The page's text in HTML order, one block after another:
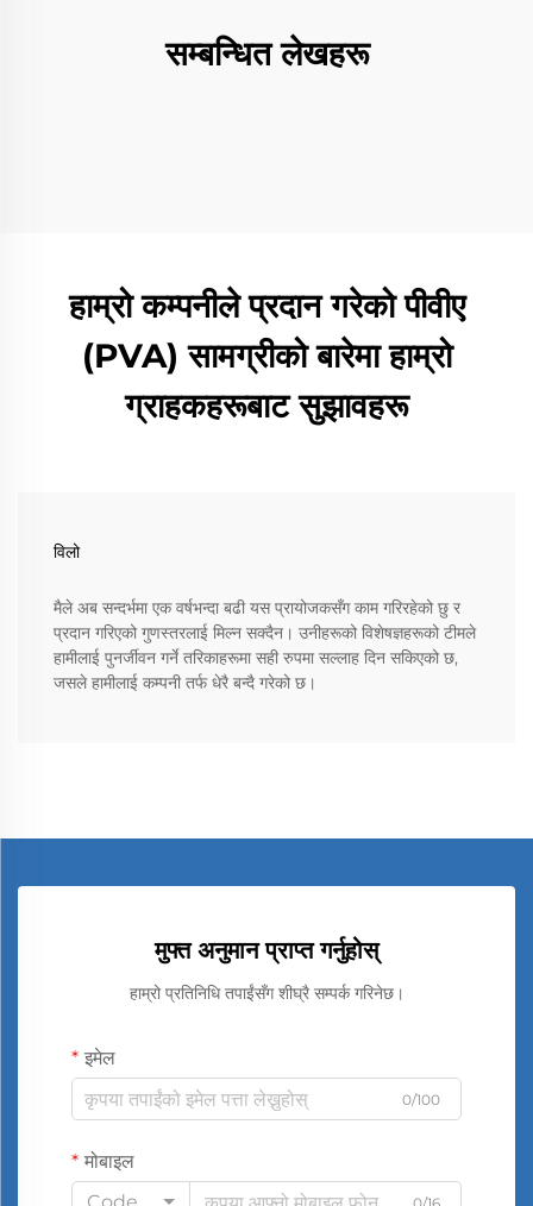
सम्बन्धित लेखहरू
हाम्रो कम्पनीले प्रदान गरेको पीवीए
(PVA) सामग्रीको बारेमा हाम्रो
ग्राहकहरूबाट सुझावहरू
विलो
मैले अब सन्दर्भमा एक वर्षभन्दा बढी यस प्रायोजकसँग काम गरिरहेको छु र
प्रदान गरिएको गुणस्तरलाई मिल्न सक्दैन। उनीहरूको विशेषज्ञहरूको टीमले
हामीलाई पुनर्जीवन गर्ने तरिकाहरूमा सही रुपमा सल्लाह दिन सकिएको छ,
जसले हामीलाई कम्पनी तर्फ धेरै बन्दै गरेको छ।
मुफ्त अनुमान प्राप्त गर्नुहोस्
हाम्रो प्रतिनिधि तपाईंसँग शीघ्रै सम्पर्क गरिनेछ।
इमेल
0/100
मोबाइल